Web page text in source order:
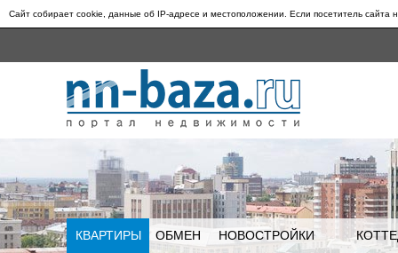
Сайт собирает cookie, данные об IP-адресе и местоположении. Если посетитель сайта
КВАРТИРЫ ОБМЕН НОВОСТРОЙКИ